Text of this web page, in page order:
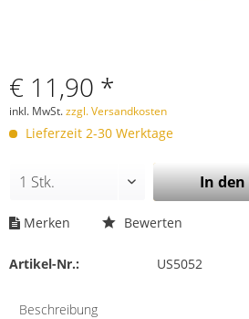
€ 11,90 *
inkl. MwSt.zzgl. Versandkosten
Lieferzeit 2-30 Werktage
In den
Merken Bewerten
Artikel-Nr.: US5052
Beschreibung